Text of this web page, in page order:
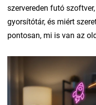
szervereden futó
gyorsítótár, és miért
pontosan, mi is van az